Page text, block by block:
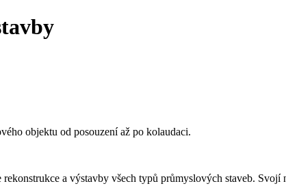
objektu od posouzení až po kolaudaci.
a výstavby všech typů průmyslových staveb.